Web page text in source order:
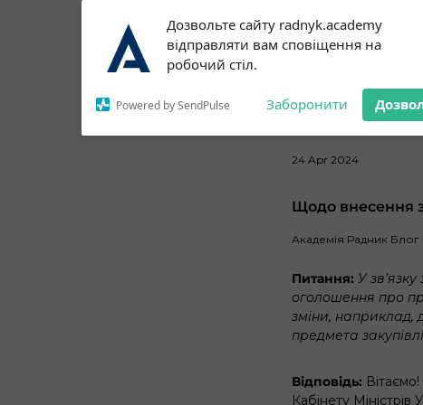
Дозвольте сайту radnyk.academy
відправляти вам сповіщення на
робочий стіл.
Powered by SendPulse Заборонити
notifications!
To enable permission prompts, click
on the notification icon
24 Apr 2024
Щодо внесення
Академія Радник Блог
Питання: У
оголошення про
зміни, наприклад,
предмета
Відповідь:
Кабінету